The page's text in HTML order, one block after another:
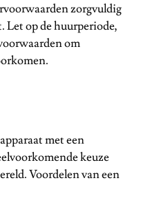
zorgvuldig
Let op de huurperiode,
om
met een
keuze
Voordelen van een